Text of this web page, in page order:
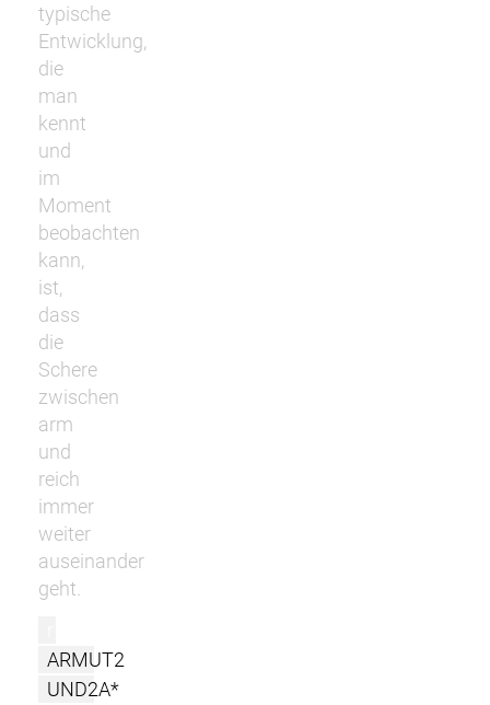
typische
Entwicklung,
die
man
kennt
und
im
Moment
beobachten
kann,
ist,
dass
die
Schere
zwischen
arm
und
reich
immer
weiter
auseinander
geht.
ARMUT2
UND2A*